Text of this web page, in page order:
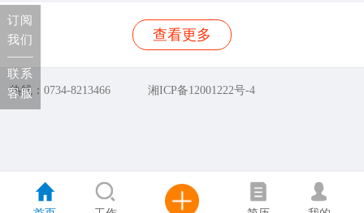
查看更多
热线：0734-8213466 湘ICP备12001222号-4
订阅
我们
联系
客服